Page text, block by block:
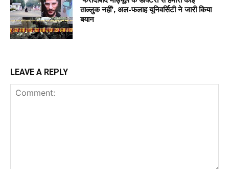
ताल्लुक नहीं’, अल-फलाह यूनिवर्सिटी ने जारी किया
बयान
LEAVE A REPLY